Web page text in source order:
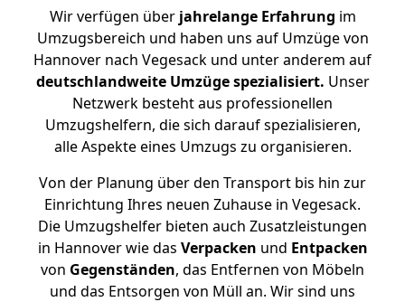
Wir verfügen überjahrelange Erfahrung im
Umzugsbereich und haben uns auf Umzüge von
Hannover nach Vegesack und unter anderem auf
deutschlandweite Umzüge spezialisiert. Unser
Netzwerk besteht aus professionellen
Umzugshelfern, die sich darauf spezialisieren,
alle Aspekte eines Umzugs zu organisieren.
Von der Planung über den Transport bis hin zur
Einrichtung Ihres neuen Zuhause in Vegesack.
Die Umzugshelfer bieten auch Zusatzleistungen
in Hannover wie das Verpacken und Entpacken
von Gegenständen, das Entfernen von Möbeln
und das Entsorgen von Müll an. Wir sind uns